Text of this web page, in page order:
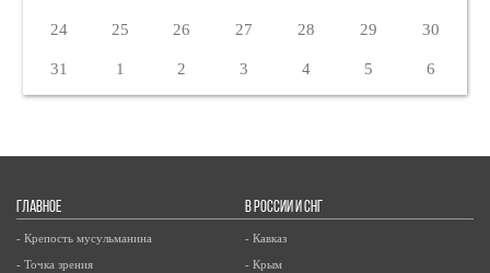
24 25 26 27 28 29 30
31 1 2 3 4 5 6
ГЛАВНОЕ
- Крепость мусульманина
- Точка зрения
В РОССИИ И СНГ
- Кавказ
- Крым